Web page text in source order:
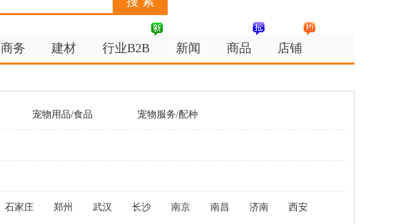
商务 建材 行业B2B 新闻 商品 店铺
宠物用品/食品 宠物服务/配种
石家庄 郑州 武汉 长沙 南京 南昌 济南 西安